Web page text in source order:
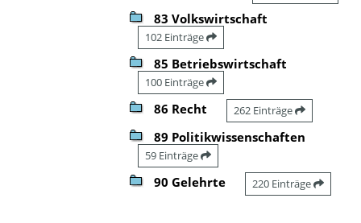
83 Volkswirtschaft
102 Einträge
85 Betriebswirtschaft
100 Einträge
86 Recht 262 Einträge
89 Politikwissenschaften
59 Einträge
90 Gelehrte 220 Einträge